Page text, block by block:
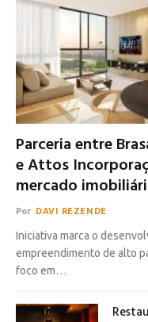
Parceria entre
e Attos
mercado
Por DAVI REZENDE
Iniciativa marca o
empreendimento de alto
foco em…